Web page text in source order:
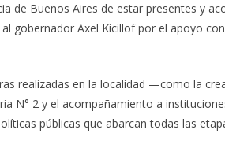
de Buenos Aires de estar presentes y
gobernador Axel Kicillof por el apoyo
realizadas en la localidad —como la
N° 2 y el acompañamiento a
públicas que abarcan todas las